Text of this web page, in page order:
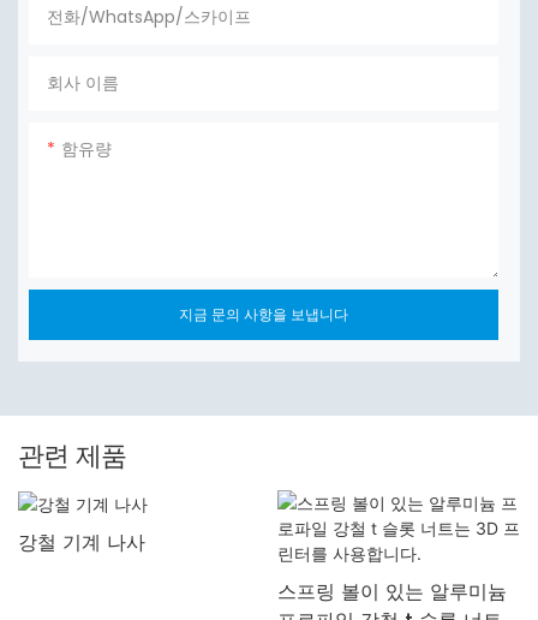
전화/WhatsApp/스카이프
회사 이름
함유량
지금 문의 사항을 보냅니다
관련 제품
강철 기계 나사
스프링 볼이 있는 알루미늄